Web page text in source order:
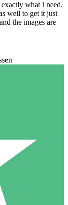
what I need.
well to get it just
the images are